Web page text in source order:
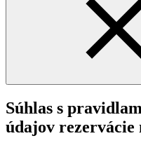
Súhlas s
údajov rezervácie